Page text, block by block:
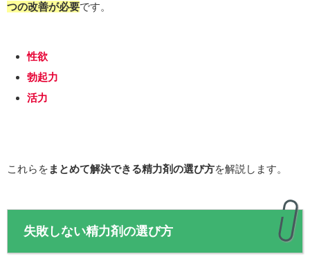
つの改善が必要です。
性欲
勃起力
活力
これらを まとめて解決できる精力剤の選び方を解説します。
失敗しない精力剤の選び方